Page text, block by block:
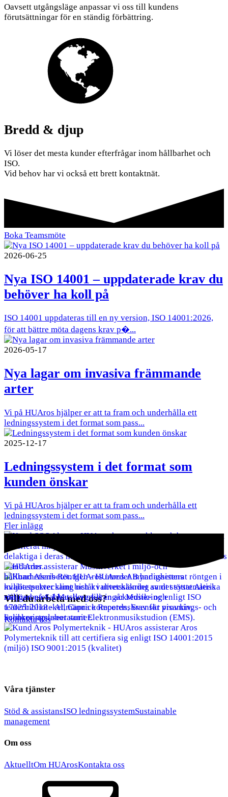
Oavsett utgångsläge anpassar vi oss till kundens
förutsättningar för en ständig förbättring.
Bredd & djup
Vi löser det mesta kunder efterfrågar inom hållbarhet och
ISO.
Vid behov har vi också ett brett kontaktnät.
Boka Teamsmöte
2026-06-25
Nya ISO 14001 – uppdaterade krav du
behöver ha koll på
ISO 14001 uppdateras till en ny version, ISO 14001:2026,
för att bättre möta dagens krav p�...
2026-05-17
Nya lagar om invasiva främmande
arter
Vi på HUAros hjälper er att ta fram och underhålla ett
ledningssystem i det format som pass...
2025-12-17
Ledningssystem i det format som
kunden önskar
Vi på HUAros hjälper er att ta fram och underhålla ett
ledningssystem i det format som pass...
Fler inlägg
Vill du arbeta med oss?
Kontakta oss
Våra tjänster
Stöd & assistansISO ledningssystemSustainable
management
Om oss
AktuelltOm HUArosKontakta oss